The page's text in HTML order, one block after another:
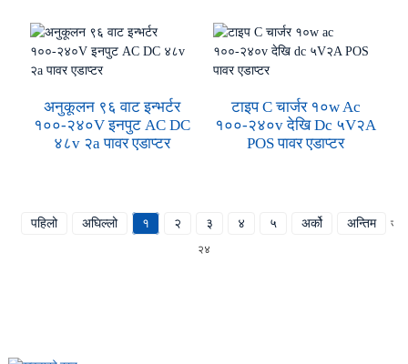
अनुकूलन ९६ वाट इन्भर्टर
१००-२४०V इनपुट AC DC
४८v २a पावर एडाप्टर
टाइप C चार्जर १०w Ac
१००-२४०v देखि Dc ५V२A
POS पावर एडाप्टर
पहिलो अघिल्लो १ २ ३ ४ ५ अर्को अन्तिम
जम्मा
२४